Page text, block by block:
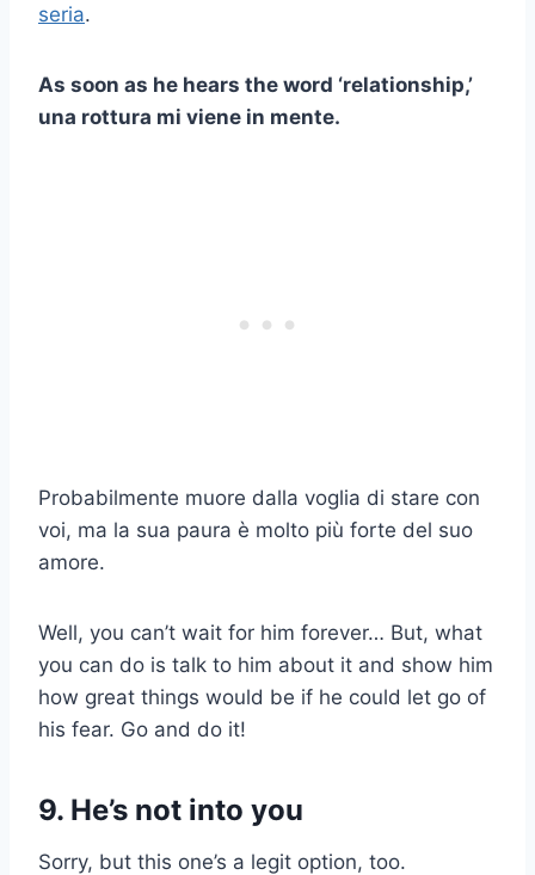
seria.
As soon as he hears the word ‘relationship,’
una rottura mi viene in mente.
Probabilmente muore dalla voglia di stare con
voi, ma la sua paura è molto più forte del suo
amore.
Well, you can’t wait for him forever… But, what
you can do is talk to him about it and show him
how great things would be if he could let go of
his fear. Go and do it!
9. He’s not into you
Sorry, but this one’s a legit option, too.